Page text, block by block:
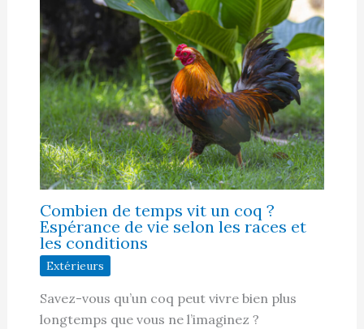
Combien de temps vit un coq ?
Espérance de vie selon les races et
les conditions
Extérieurs
Savez-vous qu’un coq peut vivre bien plus
longtemps que vous ne l’imaginez ?